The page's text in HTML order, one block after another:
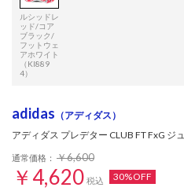
ルシッドレ
ッド/コア
ブラック/
フットウェ
アホワイト
（KI889
4）
adidas （アディダス）
アディダス プレデター CLUB FT FxG
通常価格： ￥6,600
￥4,620 税込 30%OFF